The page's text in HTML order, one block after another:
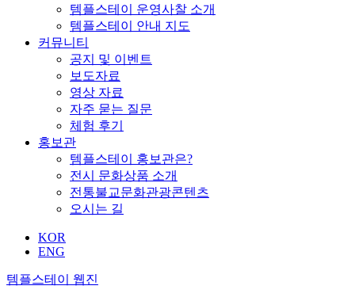
템플스테이 운영사찰 소개
템플스테이 안내 지도
커뮤니티
공지 및 이벤트
보도자료
영상 자료
자주 묻는 질문
체험 후기
홍보관
템플스테이 홍보관은?
전시 문화상품 소개
전통불교문화관광콘텐츠
오시는 길
KOR
ENG
템플스테이 웹진